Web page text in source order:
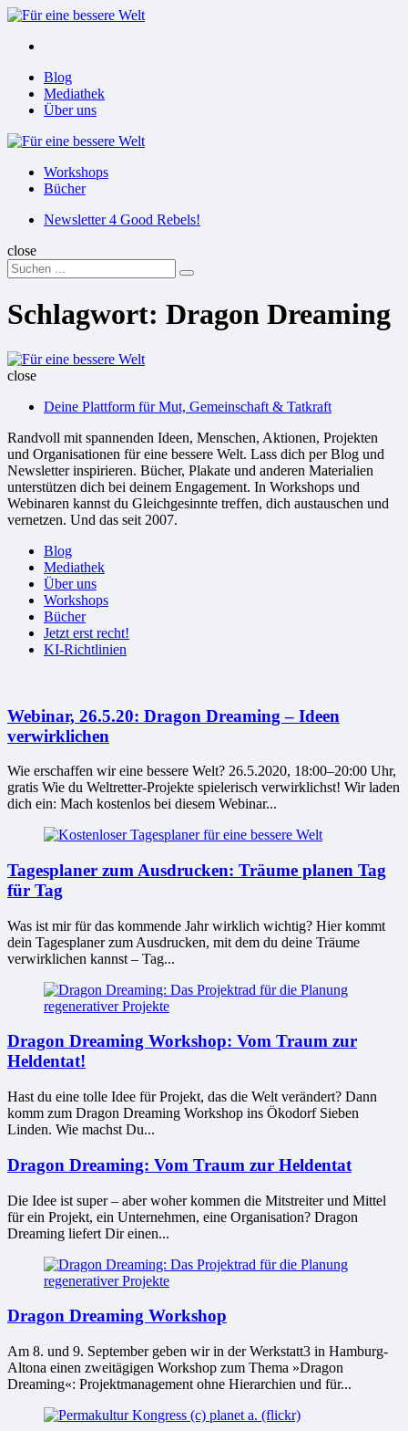
Menu
Menu
Blog
Mediathek
Über uns
Für
Workshops
Bücher
SuchenNewsletter 4 Good Rebels!
close
Search
for:
Suchen
Schlagwort: Dragon Dreaming
Für
Welt
close
Deine Plattform für Mut, Gemeinschaft & Tatkraft
Randvoll mit spannenden Ideen, Menschen, Aktionen, Projekten
und Organisationen für eine bessere Welt. Lass dich per Blog und
Newsletter inspirieren. Bücher, Plakate und anderen Materialien
unterstützen dich bei deinem Engagement. In Workshops und
Webinaren kannst du Gleichgesinnte treffen, dich austauschen und
vernetzen. Und das seit 2007.
Blog
Mediathek
Über uns
Workshops
Bücher
Jetzt erst recht!
KI-Richtlinien
Webinar, 26.5.20: Dragon Dreaming – Ideen
verwirklichen
Wie erschaffen wir eine bessere Welt? 26.5.2020, 18:00–20:00 Uhr,
gratis Wie du Weltretter-Projekte spielerisch verwirklichst! Wir laden
dich ein: Mach kostenlos bei diesem Webinar...
Tagesplaner zum Ausdrucken: Träume planen Tag
für Tag
Was ist mir für das kommende Jahr wirklich wichtig? Hier kommt
dein Tagesplaner zum Ausdrucken, mit dem du deine Träume
verwirklichen kannst – Tag...
Dragon Dreaming Workshop: Vom Traum zur
Heldentat!
Hast du eine tolle Idee für Projekt, das die Welt verändert? Dann
komm zum Dragon Dreaming Workshop ins Ökodorf Sieben
Linden. Wie machst Du...
Dragon Dreaming: Vom Traum zur Heldentat
Die Idee ist super – aber woher kommen die Mitstreiter und Mittel
für ein Projekt, ein Unternehmen, eine Organisation? Dragon
Dreaming liefert Dir einen...
Dragon Dreaming Workshop
Am 8. und 9. Sep­tem­ber geben wir in der Werkstatt3 in Hamburg-
Altona einen zwei­tä­gi­gen Work­shop zum Thema »Dragon
Dreaming«: Projektmanagement ohne Hierarchien und für...